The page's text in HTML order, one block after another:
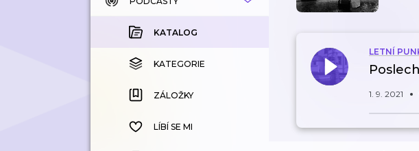
KOUPENÉ
KATEGORIE
ZÁLOŽKY
HISTORIE
KATALOG
KATEGORIE
ZÁLOŽKY
LÍBÍ SE MI
LETNÍ
1. 9. 2021